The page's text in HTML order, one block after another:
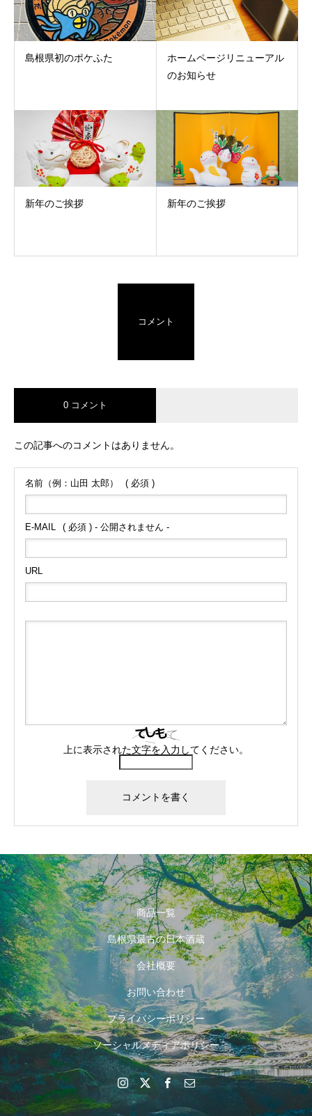
島根県初のポケふた
ホームページリニューアル
のお知らせ
新年のご挨拶 新年のご挨拶
コメント
0 コメント
この記事へのコメントはありません。
名前（例：山田 太郎） ( 必須 )
E-MAIL ( 必須 ) - 公開されません -
URL
上に表示された文字を入力してください。
商品一覧
島根県最古の日本酒蔵
会社概要
お問い合わせ
プライバシーポリシー
ソーシャルメディアポリシー